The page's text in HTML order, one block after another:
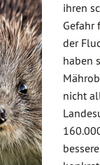
ihren
Gefahr
der
haben
nicht